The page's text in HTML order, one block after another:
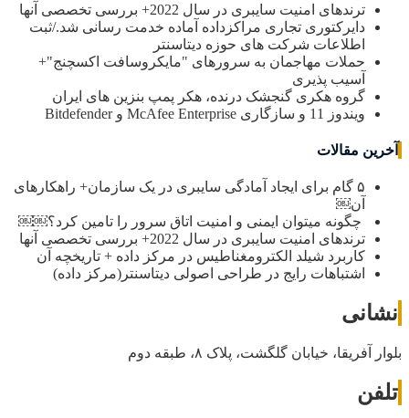
ترندهای امنیت سایبری در سال 2022+ بررسی تخصصی آنها
دایرکتوری تجاری مراکزداده آماده خدمت رسانی شد./ثبت
اطلاعات شرکت های حوزه دیتاسنتر
حملات مهاجمان به سرورهای "مایکروسافت اکسچنج"+
آسیب پذیری
گروه هکری گنجشک درنده، هکر پمپ بنزین های ایران
ویندوز 11 و سازگاری McAfee Enterprise و Bitdefender
آخرین مقالات
۵ گام برای ایجاد آمادگی سایبری در یک سازمان+ راهکارهای
آن￼
چگونه میتوان ایمنی و امنیت اتاق سرور را تامین کرد؟￼￼
ترندهای امنیت سایبری در سال 2022+ بررسی تخصصی آنها
کاربرد شیلد الکترومغناطیس در مرکز داده + تاریخچه آن
اشتباهات رایج در طراحی اصولی دیتاسنتر(مرکز داده)
نشانی
بلوار آفریقا، خیابان گلگشت، پلاک ۸، طبقه دوم
تلفن